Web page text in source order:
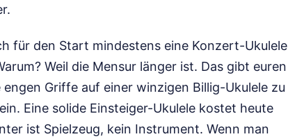
für den Start mindestens eine Konzert-Ukulele
Weil die Mensur länger ist. Das gibt euren
Griffe auf einer winzigen Billig-Ukulele zu
Eine solide Einsteiger-Ukulele kostet heute
ist Spielzeug, kein Instrument. Wenn man